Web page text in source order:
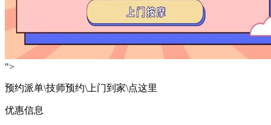
">
预约派单\技师预约\上门到家\点这里
优惠信息